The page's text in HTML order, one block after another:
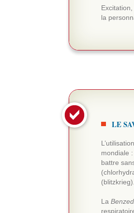
la
LE
mondiale :
battre
(blitzkrieg).
La